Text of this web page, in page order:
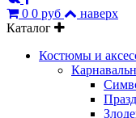
0 0 руб
наверх
Каталог
Костюмы и